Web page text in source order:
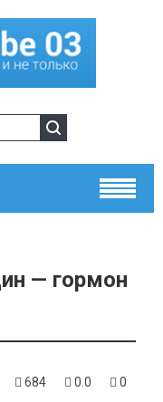
— гормон
684 0.0 0